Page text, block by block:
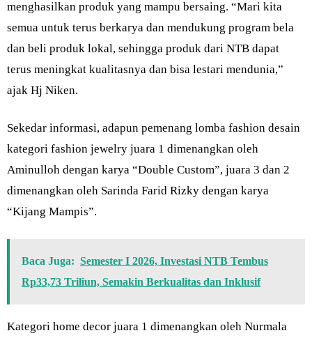
menghasilkan produk yang mampu bersaing. “Mari kita
semua untuk terus berkarya dan mendukung program bela
dan beli produk lokal, sehingga produk dari NTB dapat
terus meningkat kualitasnya dan bisa lestari mendunia,”
ajak Hj Niken.
Sekedar informasi, adapun pemenang lomba fashion desain
kategori fashion jewelry juara 1 dimenangkan oleh
Aminulloh dengan karya “Double Custom”, juara 3 dan 2
dimenangkan oleh Sarinda Farid Rizky dengan karya
“Kijang Mampis”.
Baca Juga: Semester I 2026, Investasi NTB Tembus
Rp33,73 Triliun, Semakin Berkualitas dan Inklusif
Kategori home decor juara 1 dimenangkan oleh Nurmala